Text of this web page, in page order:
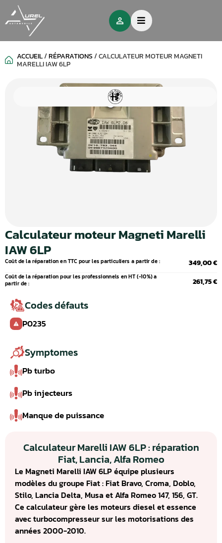
ACCUEIL/RÉPARATIONS/CALCULATEUR MOTEUR MAGNETI
MARELLI IAW 6LP
Calculateur moteur Magneti Marelli
IAW 6LP
Coût de la réparation en TTC pour les particuliers a partir de : 349,00 €
Coût de la réparation pour les professionnels en HT (-10%) a
partir de :
261,75 €
Codes défauts
P0235
Symptomes
Pb turbo
Pb injecteurs
Manque de puissance
Calculateur Marelli IAW 6LP : réparation
Fiat, Lancia, Alfa Romeo
Le Magneti Marelli IAW 6LP équipe plusieurs
modèles du groupe Fiat : Fiat Bravo, Croma, Doblo,
Stilo, Lancia Delta, Musa et Alfa Romeo 147, 156, GT.
Ce calculateur gère les moteurs diesel et essence
avec turbocompresseur sur les motorisations des
années 2000-2010.